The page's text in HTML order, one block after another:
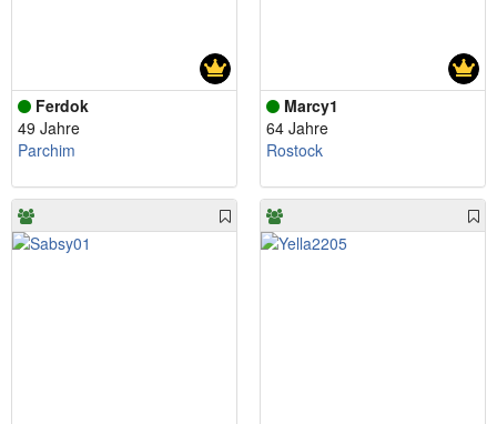
Ferdok
49 Jahre
Parchim
Marcy1
64 Jahre
Rostock